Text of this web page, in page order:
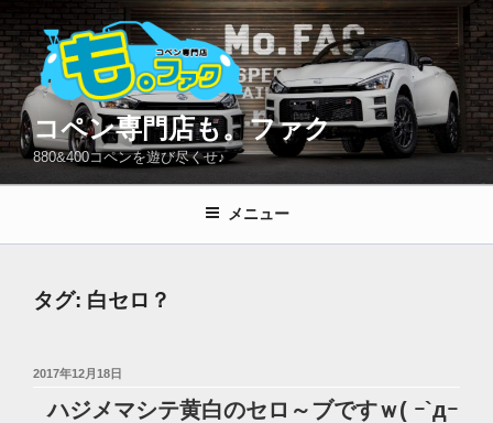
ン
テ
ン
ツ
へ
プ
コペン専門店も。ファク
880&400コペンを遊び尽くせ♪
メニュー
タグ: 白セロ？
投
日:
2017年12月18日
ハジメマシテ黄白のセロ～ブですｗ( ｰ`дｰ